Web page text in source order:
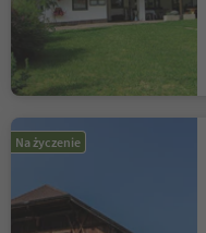
Na życzenie